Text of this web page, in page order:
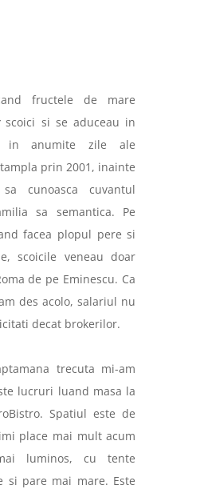
fructele de mare
scoici si se aduceau in
in anumite zile ale
prin 2001, inainte
cunoasca cuvantul
sa semantica. Pe
facea plopul pere si
scoicile veneau doar
de pe Eminescu. Ca
des acolo, salariul nu
decat brokerilor.
trecuta mi-am
lucruri luand masa la
Spatiul este de
place mai mult acum
luminos, cu tente
si pare mai mare. Este